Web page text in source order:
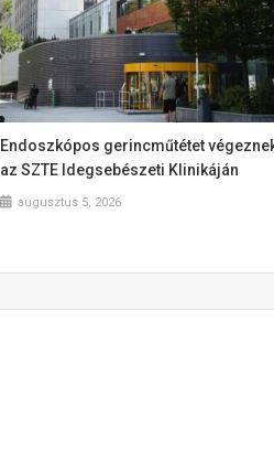
Endoszkópos gerincműtétet
az SZTE Idegsebészeti Klinikáján
augusztus 5, 2026